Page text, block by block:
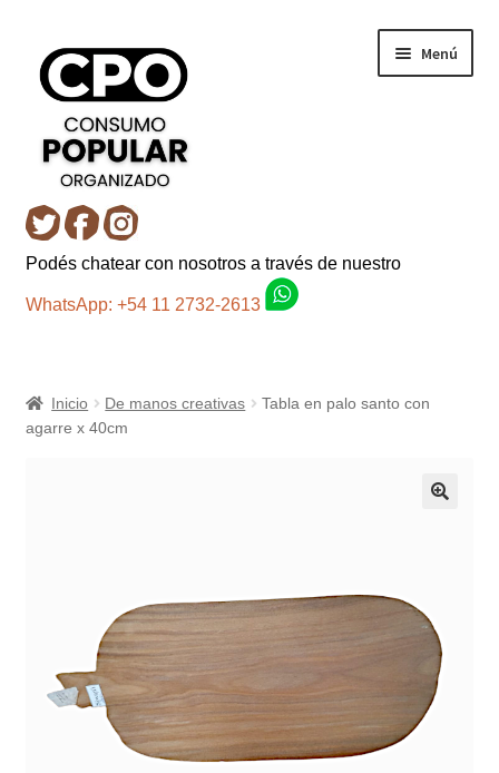
navegación
contenido
Menú
Inicio
Carro
Fondo AC
Receso de verano
Retirando en Roca Negra
Podés chatear con nosotros a través de nuestro
WhatsApp: +54 11 2732-2613
Inicio De manos creativas
Tabla en palo santo con
agarre x 40cm